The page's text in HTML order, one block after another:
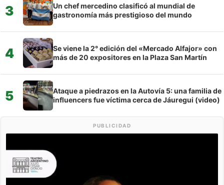
3
Un chef mercedino clasificó al mundial de
gastronomía más prestigioso del mundo
4
Se viene la 2° edición del «Mercado Alfajor» con
más de 20 expositores en la Plaza San Martín
5
Ataque a piedrazos en la Autovía 5: una familia de
influencers fue víctima cerca de Jáuregui (video)
PUBLICIDAD